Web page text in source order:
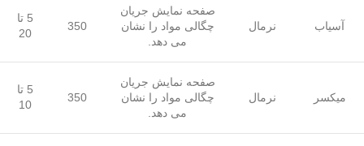
آسیاب نرمال
صفحه نمایش جریان
چگالی مواد را نشان
می دهد.
350
5 تا
20
میکسر نرمال
صفحه نمایش جریان
چگالی مواد را نشان
می دهد.
350
5 تا
10